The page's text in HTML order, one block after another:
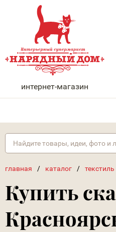
НАРЯДНЫЙ ДОМ
интернет-магазин
главная / каталог / текстиль
Купить